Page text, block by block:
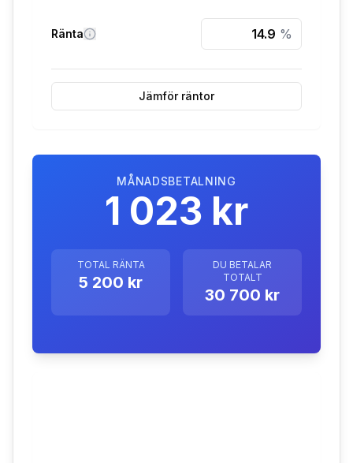
Ränta %
Jämför räntor
MÅNADSBETALNING
1 023 kr
TOTAL RÄNTA
5 200 kr
DU BETALAR
TOTALT
30 700 kr